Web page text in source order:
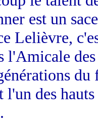
est un
Lelièvre,
l'Amicale
du
l'un des